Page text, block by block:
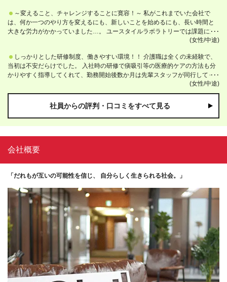
～変えること、チャレンジすることに寛容！～ 私がこれまでいた会社で
は、何か一つのやり方を変えるにも、新しいことを始めるにも、長い時間と
大きな労力がかかっていました…。 ユースタイルラボラトリーでは課題に対
する施策提案→意思決定→実行→検証のスピードがとても速く、常に変化の
ん、他の成長企業での成功事例なども積極的に取り入れることができ、成長
したい方や新しいことが好きな方にはぴったりの環境だと感じます。
(女性/中途)
しっかりとした研修制度、働きやすい環境！！ 介護職は全くの未経験で、
当初は不安だらけでした。 入社時の研修で痰吸引等の医療的ケアの方法も分
かりやすく指導してくれて、勤務開始後数か月は先輩スタッフが同行してく
れるので、不安も徐々になくなり、最初抱いていた不安感も緊張感もすぐな
くなりました。 2か月ほどでほとんどの業務も慣れました！ 完全週休2日制
で、有休も取りやすく、育児との両立もしっかりできるので、安心して働け
(女性/中途)
社員からの評判・口コミをすべて見る
会社概要
「だれもが互いの可能性を信じ、 自分らしく生きられる社会。」